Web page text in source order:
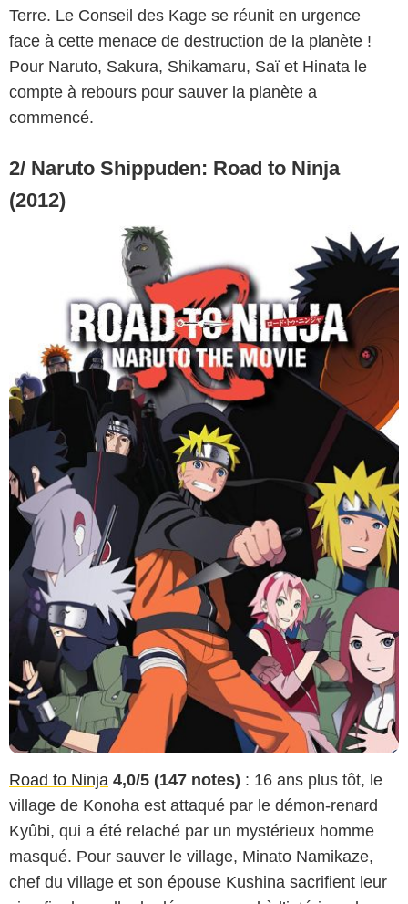
Terre. Le Conseil des Kage se réunit en urgence
face à cette menace de destruction de la planète !
Pour Naruto, Sakura, Shikamaru, Saï et Hinata le
compte à rebours pour sauver la planète a
commencé.
2/ Naruto Shippuden: Road to Ninja
(2012)
Road to Ninja 4,0/5 (147 notes) : 16 ans plus tôt, le
village de Konoha est attaqué par le démon-renard
Kyûbi, qui a été relaché par un mystérieux homme
masqué. Pour sauver le village, Minato Namikaze,
chef du village et son épouse Kushina sacrifient leur